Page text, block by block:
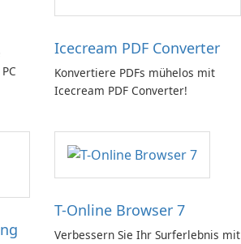
Icecream PDF Converter
Konvertiere PDFs mühelos mit
Icecream PDF Converter!
T-Online Browser 7
Verbessern Sie Ihr Surferlebnis mit